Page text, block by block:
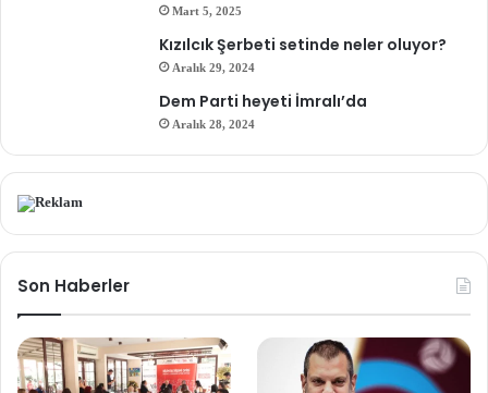
Mart 5, 2025
Kızılcık Şerbeti setinde neler oluyor?
Aralık 29, 2024
Dem Parti heyeti İmralı’da
Aralık 28, 2024
Son Haberler